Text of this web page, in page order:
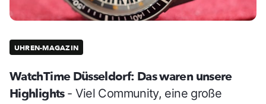
UHREN-MAGAZIN
WatchTime Düsseldorf: Das waren unsere
Highlights - Viel Community, eine große